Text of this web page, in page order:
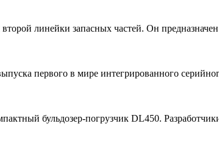
линейки запасных частей. Он
первого в мире интегрированного
бульдозер-погрузчик DL450.